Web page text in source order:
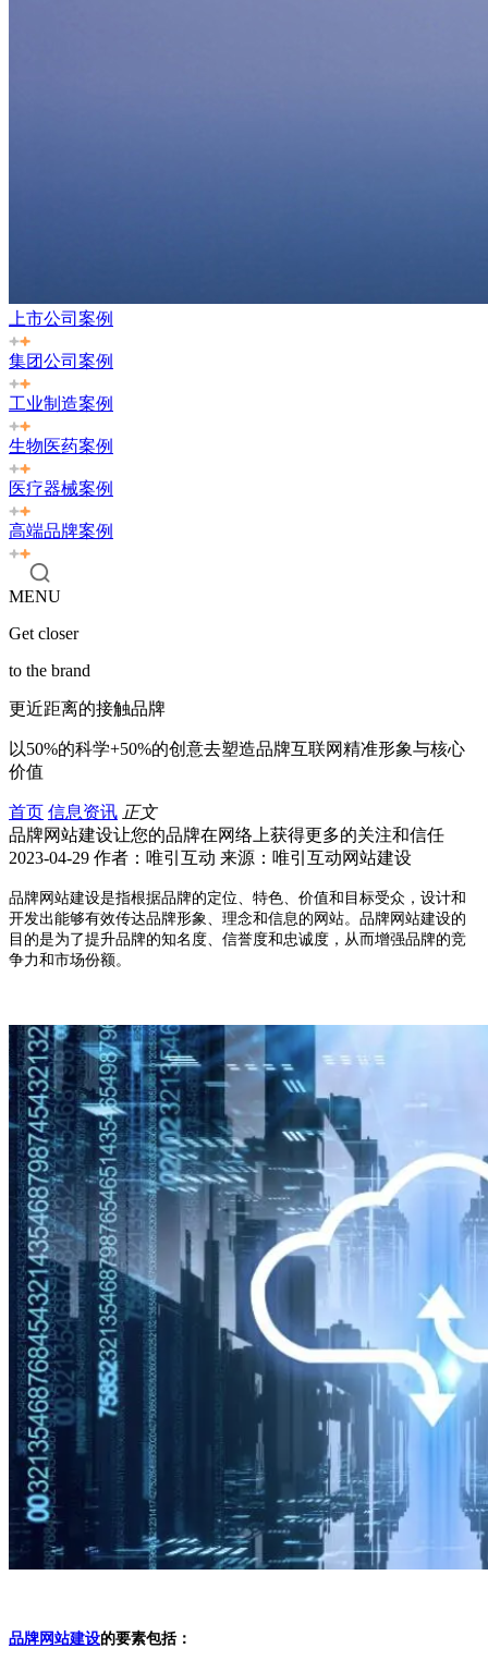
上市公司案例
集团公司案例
工业制造案例
生物医药案例
医疗器械案例
高端品牌案例
MENU
Get closer
to the brand
更近距离的接触品牌
以50%的科学+50%的创意去塑造品牌互联网精准形象与核心
价值
首页 信息资讯 正文
品牌网站建设让您的品牌在网络上获得更多的关注和信任
2023-04-29 作者：唯引互动 来源：唯引互动网站建设
品牌网站建设是指根据品牌的定位、特色、价值和目标受众，设计和
开发出能够有效传达品牌形象、理念和信息的网站。品牌网站建设的
目的是为了提升品牌的知名度、信誉度和忠诚度，从而增强品牌的竞
争力和市场份额。
品牌网站建设的要素包括：